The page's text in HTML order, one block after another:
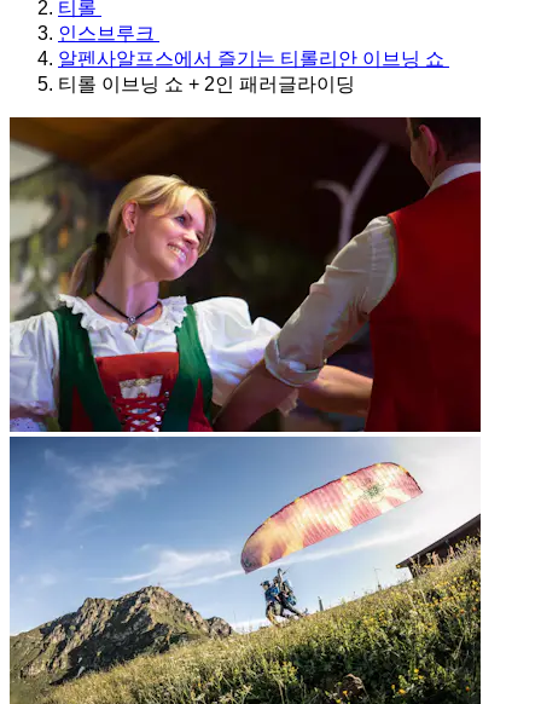
티롤
인스브루크
알펜사알프스에서 즐기는 티롤리안 이브닝 쇼
티롤 이브닝 쇼 + 2인 패러글라이딩